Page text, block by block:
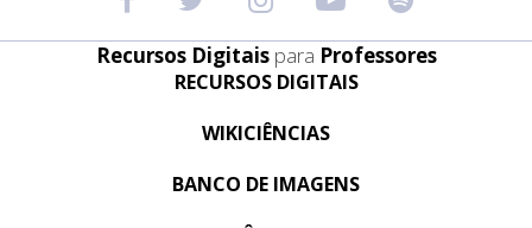
Recursos Digitais para Professores
RECURSOS DIGITAIS
WIKICIÊNCIAS
BANCO DE IMAGENS